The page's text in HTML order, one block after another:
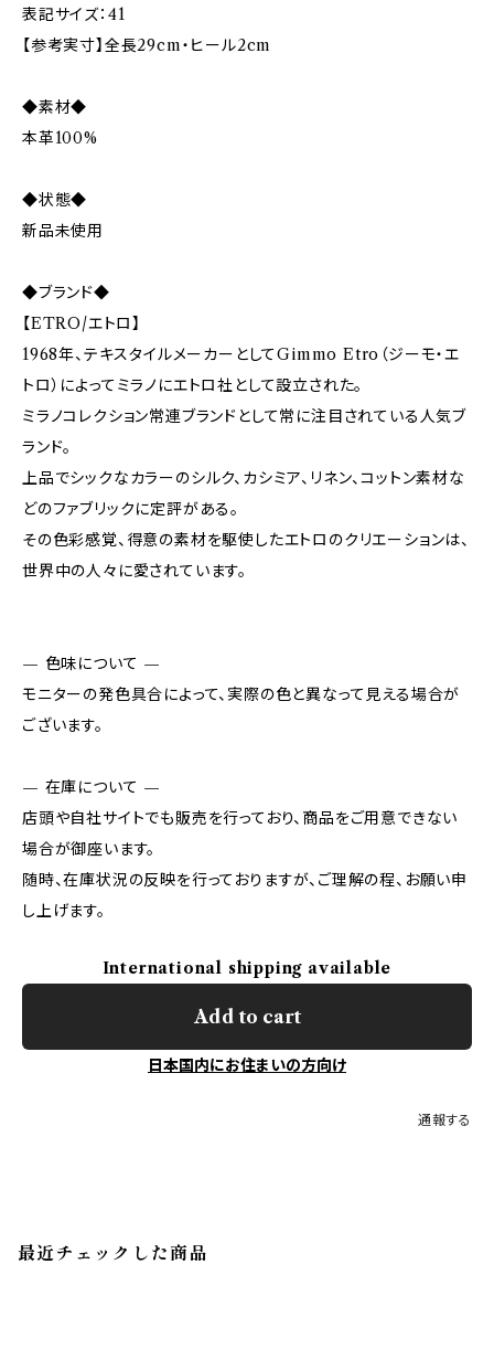
表記サイズ：41
【参考実寸】全長29cm・ヒール2cm
◆素材◆
本革100%
◆状態◆
新品未使用
◆ブランド◆
【ETRO/エトロ】
1968年、テキスタイルメーカーとしてGimmo Etro（ジーモ・エ
トロ）によってミラノにエトロ社として設立された。
ミラノコレクション常連ブランドとして常に注目されている人気ブ
ランド。
上品でシックなカラーのシルク、カシミア、リネン、コットン素材な
どのファブリックに定評がある。
その色彩感覚、得意の素材を駆使したエトロのクリエーションは、
世界中の人々に愛されています。
— 色味について —
モニターの発色具合によって、実際の色と異なって見える場合が
ございます。
— 在庫について —
店頭や自社サイトでも販売を行っており、商品をご用意できない
場合が御座います。
随時、在庫状況の反映を行っておりますが、ご理解の程、お願い申
し上げます。
International shipping available
Add to cart
日本国内にお住まいの方向け
通報する
最近チェックした商品